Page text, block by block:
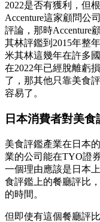
2022是否有獲利，但
Accenture這家顧問公
評論，那時Accenture
其林評鑑到2015年整
米其林這幾年在許多
在2022年已經脫離虧
了，那其他只靠美食
容易了。
日本消費者對美
美食評鑑產業在日本
業的公司能在TYO證
一個理由應該是日本
食評鑑上的餐廳評比
的時間。
但即使有這個餐廳評